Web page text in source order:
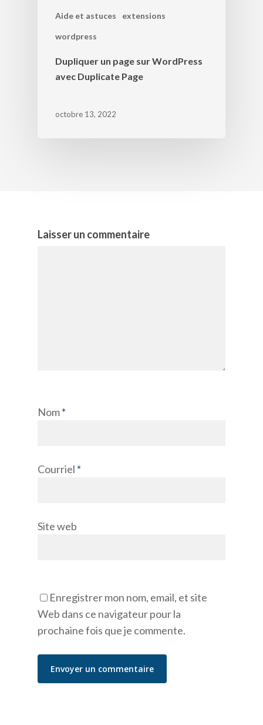
Aide et astuces extensions
wordpress
Dupliquer un page sur WordPress
avec Duplicate Page
octobre 13, 2022
Laisser un commentaire
Nom*
Courriel *
Site web
Enregistrer mon nom, email, et site
Web dans ce navigateur pour la
prochaine fois que je commente.